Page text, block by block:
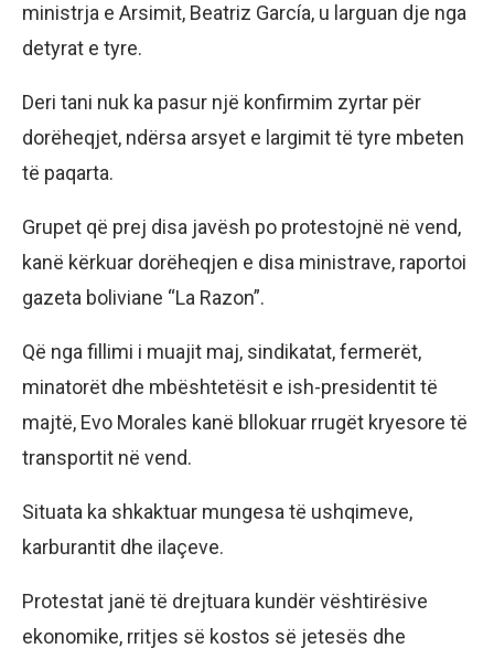
ministrja e Arsimit, Beatriz García, u larguan dje nga
detyrat e tyre.
Deri tani nuk ka pasur një konfirmim zyrtar për
dorëheqjet, ndërsa arsyet e largimit të tyre mbeten
të paqarta.
Grupet që prej disa javësh po protestojnë në vend,
kanë kërkuar dorëheqjen e disa ministrave, raportoi
gazeta boliviane “La Razon”.
Që nga fillimi i muajit maj, sindikatat, fermerët,
minatorët dhe mbështetësit e ish-presidentit të
majtë, Evo Morales kanë bllokuar rrugët kryesore të
transportit në vend.
Situata ka shkaktuar mungesa të ushqimeve,
karburantit dhe ilaçeve.
Protestat janë të drejtuara kundër vështirësive
ekonomike, rritjes së kostos së jetesës dhe